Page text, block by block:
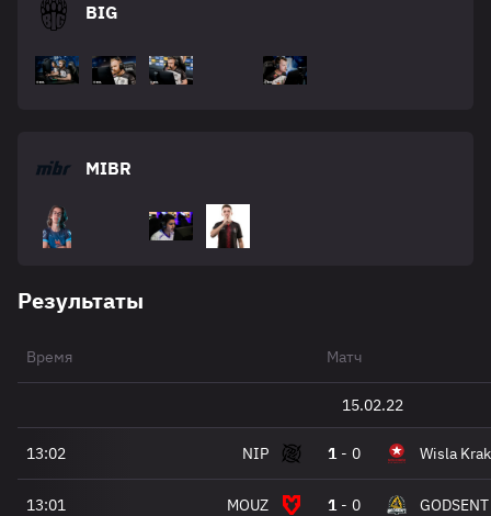
BIG
MIBR
Результаты
Время Матч
15.02.22
13:02 NIP 1 - 0 Wisla
13:01 MOUZ 1 - 0 GODSENT